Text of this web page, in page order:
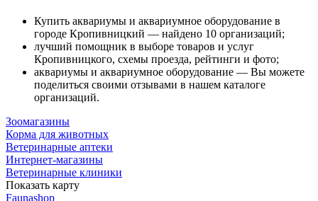
Купить аквариумы и аквариумное оборудование в
городе Кропивницкий — найдено 10 организаций;
лучший помощник в выборе товаров и услуг
Кропивницкого, схемы проезда, рейтинги и фото;
аквариумы и аквариумное оборудование — Вы можете
поделиться своими отзывами в нашем каталоге
организаций.
Зоомагазины
Корма для животных
Ветеринарные аптеки
Интернет-магазины
Ветеринарные клиники
Показать карту
Faunashop